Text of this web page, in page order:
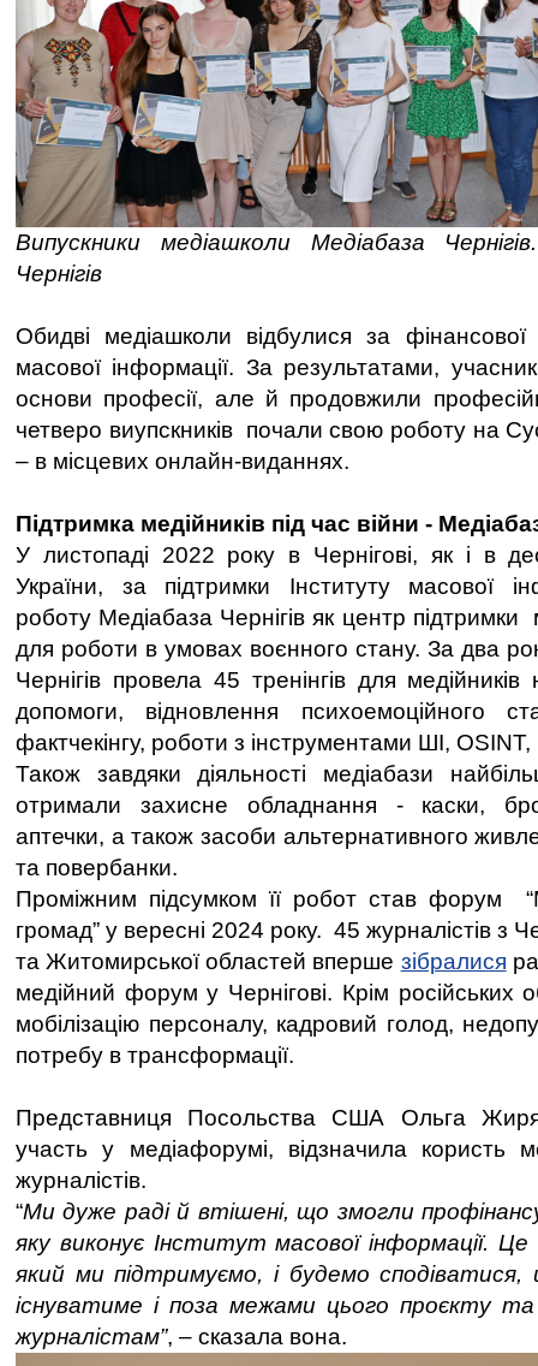
Випускники медіашколи Медіабаза
Чернігів
Обидві медіашколи відбулися за фінансової
масової інформації. За результатами,
основи професії, але й продовжили
четверо виупскників почали свою роботу на
– в місцевих онлайн-виданнях.
Підтримка медійників під час війни -
У листопаді 2022 року в Чернігові, як і в
України, за підтримки Інституту масової
роботу Медіабаза Чернігів як центр підтримки
для роботи в умовах воєнного стану. За два
Чернігів провела 45 тренінгів для
допомоги, відновлення психоемоційного
фактчекінгу, роботи з інструментами ШІ, OSINT,
Також завдяки діяльності медіабази
отримали захисне обладнання - каски,
аптечки, а також засоби альтернативного
та повербанки.
Проміжним підсумком її робот став форум
громад” у вересні 2024 року. 45 журналістів з
та Житомирської областей вперше зібралися
медійний форум у Чернігові. Крім російських
мобілізацію персоналу, кадровий голод,
потребу в трансформації.
Представниця Посольства США Ольга
участь у медіафорумі, відзначила користь
журналістів.
“Ми дуже раді й втішені, що змогли
яку виконує Інститут масової інформації.
який ми підтримуємо, і будемо
існуватиме і поза межами цього проєкту
журналістам”, – сказала вона.